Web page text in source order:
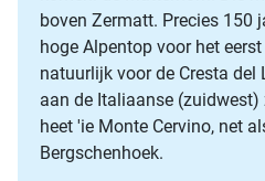
boven Zermatt. Precies 150
hoge Alpentop voor het
natuurlijk voor de Cresta del
aan de Italiaanse (zuidwest)
heet 'ie Monte Cervino, net
Bergschenhoek.